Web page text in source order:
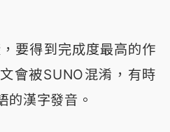
要得到完成度最高的作
文會被SUNO混淆，有時
的漢字發音。